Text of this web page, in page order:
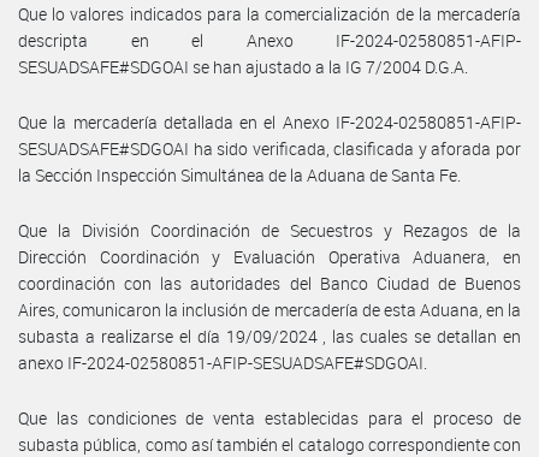
Que lo valores indicados para la comercialización de la mercadería
descripta en el Anexo IF-2024-02580851-AFIP-
SESUADSAFE#SDGOAI se han ajustado a la IG 7/2004 D.G.A.
Que la mercadería detallada en el Anexo IF-2024-02580851-AFIP-
SESUADSAFE#SDGOAI ha sido verificada, clasificada y aforada por
la Sección Inspección Simultánea de la Aduana de Santa Fe.
Que la División Coordinación de Secuestros y Rezagos de la
Dirección Coordinación y Evaluación Operativa Aduanera, en
coordinación con las autoridades del Banco Ciudad de Buenos
Aires, comunicaron la inclusión de mercadería de esta Aduana, en la
subasta a realizarse el día 19/09/2024 , las cuales se detallan en
anexo IF-2024-02580851-AFIP-SESUADSAFE#SDGOAI.
Que las condiciones de venta establecidas para el proceso de
subasta pública, como así también el catalogo correspondiente con